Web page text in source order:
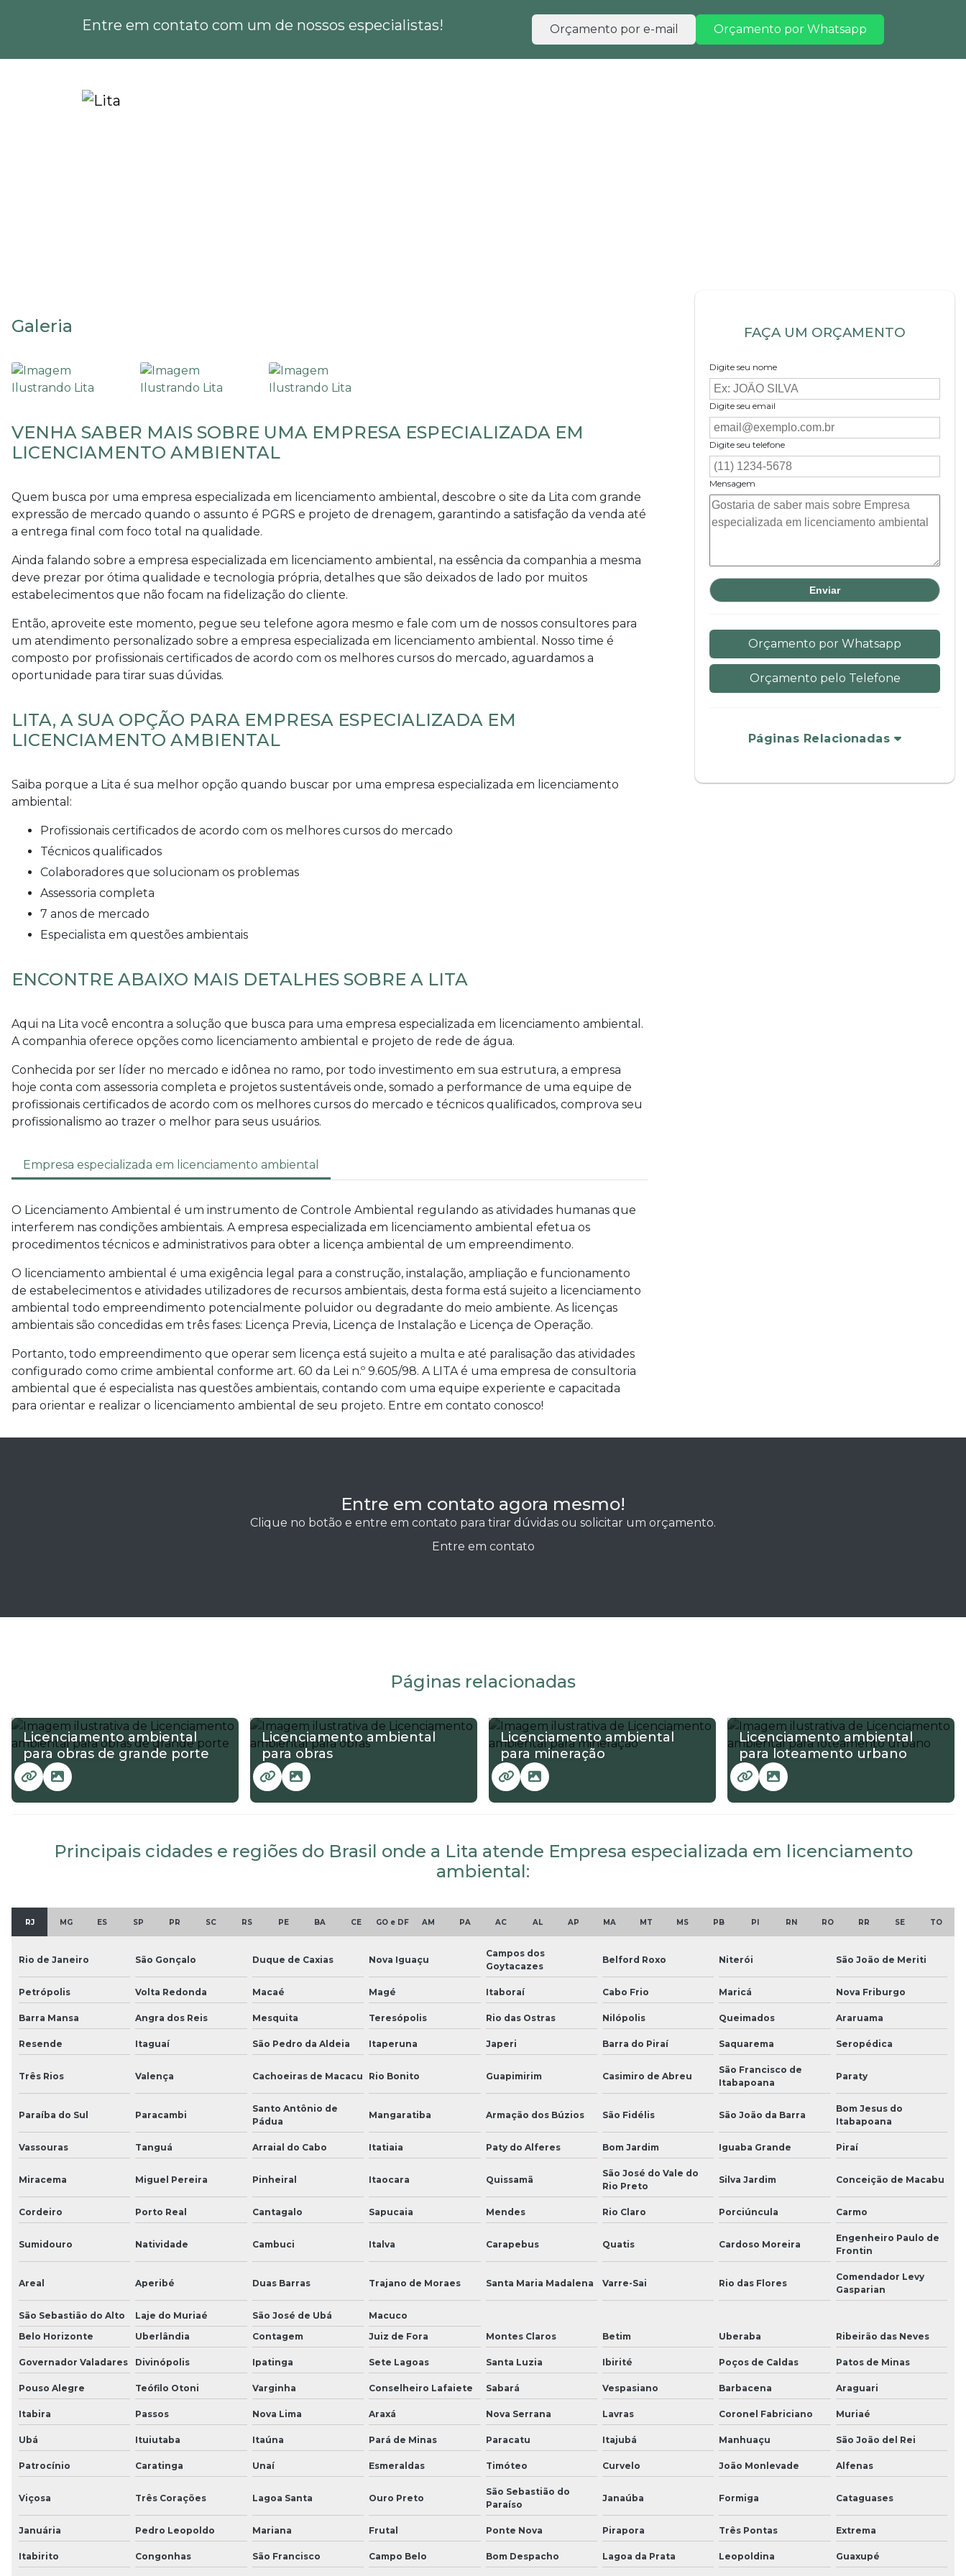
Entre em contato com um de nossos especialistas! Orçamento por e-mail Orçamento por Whatsapp
Galeria
VENHA SABER MAIS SOBRE UMA EMPRESA ESPECIALIZADA EM
LICENCIAMENTO AMBIENTAL
Quem busca por uma empresa especializada em licenciamento ambiental , descobre o site da Lita com grande
expressão de mercado quando o assunto é PGRS e projeto de drenagem, garantindo a satisfação da venda até
a entrega final com foco total na qualidade.
Ainda falando sobre a empresa especializada em licenciamento ambiental , na essência da companhia a mesma
deve prezar por ótima qualidade e tecnologia própria, detalhes que são deixados de lado por muitos
estabelecimentos que não focam na fidelização do cliente.
Então, aproveite este momento, pegue seu telefone agora mesmo e fale com um de nossos consultores para
um atendimento personalizado sobre a empresa especializada em licenciamento ambiental . Nosso time é
composto por profissionais certificados de acordo com os melhores cursos do mercado, aguardamos a
oportunidade para tirar suas dúvidas.
LITA, A SUA OPÇÃO PARA EMPRESA ESPECIALIZADA EM
LICENCIAMENTO AMBIENTAL
Saiba porque a Lita é sua melhor opção quando buscar por uma empresa especializada em licenciamento
ambiental :
profissionais certificados de acordo com os melhores cursos do mercado
técnicos qualificados
colaboradores que solucionam os problemas
assessoria completa
7 anos de mercado
especialista em questões ambientais
ENCONTRE ABAIXO MAIS DETALHES SOBRE A LITA
Aqui na Lita você encontra a solução que busca para uma empresa especializada em licenciamento ambiental .
A companhia oferece opções como licenciamento ambiental e projeto de rede de água.
Conhecida por ser líder no mercado e idônea no ramo, por todo investimento em sua estrutura, a empresa
hoje conta com assessoria completa e projetos sustentáveis onde, somado a performance de uma equipe de
profissionais certificados de acordo com os melhores cursos do mercado e técnicos qualificados, comprova seu
profissionalismo ao trazer o melhor para seus usuários.
Empresa especializada em licenciamento ambiental
O Licenciamento Ambiental é um instrumento de Controle Ambiental regulando as atividades humanas que
interferem nas condições ambientais. Aempresa especializada em licenciamento ambiental efetua os
procedimentos técnicos e administrativos para obter a licença ambiental de um empreendimento.
O licenciamento ambiental é uma exigência legal para a construção, instalação, ampliação e funcionamento
de estabelecimentos e atividades utilizadores de recursos ambientais, desta forma está sujeito a licenciamento
ambiental todo empreendimento potencialmente poluidor ou degradante do meio ambiente. As licenças
ambientais são concedidas em três fases: Licença Previa, Licença de Instalação e Licença de Operação.
Portanto, todo empreendimento que operar sem licença está sujeito a multa e até paralisação das atividades
configurado como crime ambiental conforme art. 60 da Lei n.º 9.605/98. A LITA é uma empresa de consultoria
ambiental que é especialista nas questões ambientais, contando com uma equipe experiente e capacitada
para orientar e realizar o licenciamento ambiental de seu projeto. Entre em contato conosco!
FAÇA UM ORÇAMENTO
Digite seu nome
Digite seu email
Digite seu telefone
Mensagem
Orçamento por Whatsapp
Orçamento pelo Telefone
Páginas Relacionadas
Entre em contato agora mesmo!
Clique no botão e entre em contato para tirar dúvidas ou solicitar um orçamento.
Entre em contato
Páginas relacionadas
Licenciamento ambiental
para obras de grande porte
Licenciamento ambiental
para obras
Licenciamento ambiental
para mineração
Licenciamento ambiental
para loteamento urbano
Principais cidades e regiões do Brasil onde a Lita atende Empresa especializada em licenciamento
ambiental:
RJ MG ES SP PR SC RS PE BA CE GO e DF AM PA AC AL AP MA MT MS PB PI RN RO RR SE TO
Rio de Janeiro São Gonçalo Duque de Caxias Nova Iguaçu
Campos dos
Goytacazes
Belford Roxo Niterói São João de Meriti
Petrópolis Volta Redonda Macaé Magé Itaboraí Cabo Frio Maricá Nova Friburgo
Barra Mansa Angra dos Reis Mesquita Teresópolis Rio das Ostras Nilópolis Queimados Araruama
Resende Itaguaí São Pedro da Aldeia Itaperuna Japeri Barra do Piraí Saquarema Seropédica
Três Rios Valença Cachoeiras de Macacu Rio Bonito Guapimirim Casimiro de Abreu
São Francisco de
Itabapoana
Paraty
Paraíba do Sul Paracambi
Santo Antônio de
Pádua
Mangaratiba Armação dos Búzios São Fidélis São João da Barra
Bom Jesus do
Itabapoana
Vassouras Tanguá Arraial do Cabo Itatiaia Paty do Alferes Bom Jardim Iguaba Grande Piraí
Miracema Miguel Pereira Pinheiral Itaocara Quissamã
São José do Vale do
Rio Preto
Silva Jardim Conceição de Macabu
Cordeiro Porto Real Cantagalo Sapucaia Mendes Rio Claro Porciúncula Carmo
Sumidouro Natividade Cambuci Italva Carapebus Quatis Cardoso Moreira
Engenheiro Paulo de
Frontin
Areal Aperibé Duas Barras Trajano de Moraes Santa Maria Madalena Varre-Sai Rio das Flores
Comendador Levy
Gasparian
São Sebastião do Alto Laje do Muriaé São José de Ubá
Macuco
Belo Horizonte
Uberlândia Contagem Juiz de Fora Montes Claros Betim Uberaba Ribeirão das Neves
Governador Valadares Divinópolis Ipatinga Sete Lagoas Santa Luzia Ibirité Poços de Caldas Patos de Minas
Pouso Alegre Teófilo Otoni Varginha Conselheiro Lafaiete Sabará Vespasiano Barbacena Araguari
Itabira Passos Nova Lima Araxá Nova Serrana Lavras Coronel Fabriciano Muriaé
Ubá Ituiutaba Itaúna Pará de Minas Paracatu Itajubá Manhuaçu São João del Rei
Patrocínio Caratinga Unaí Esmeraldas Timóteo Curvelo João Monlevade Alfenas
Viçosa Três Corações Lagoa Santa Ouro Preto
São Sebastião do
Paraíso
Janaúba Formiga Cataguases
Januária Pedro Leopoldo Mariana Frutal Ponte Nova Pirapora Três Pontas Extrema
Itabirito Congonhas São Francisco Campo Belo Bom Despacho Lagoa da Prata Leopoldina Guaxupé